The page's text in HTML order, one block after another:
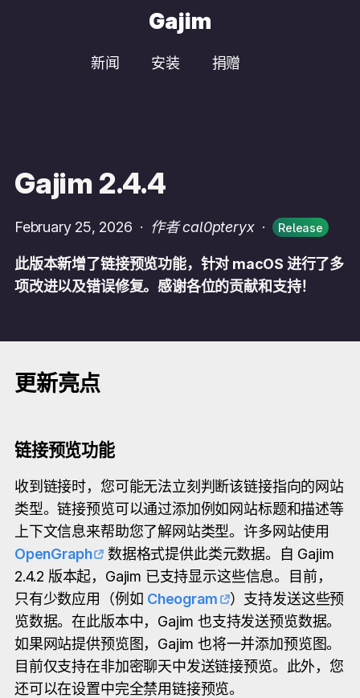
Gajim
新闻 安装 捐赠
Gajim 2.4.4
February 25, 2026 · 作者 cal0pteryx· Release
此版本新增了链接预览功能，针对 macOS 进行了多
项改进以及错误修复。感谢各位的贡献和支持！
更新亮点
链接预览功能‌
收到链接时，您可能无法立刻判断该链接指向的网站
类型。链接预览可以通过添加例如网站标题和描述等
上下文信息来帮助您了解网站类型。许多网站使用
OpenGraph
数据格式提供此类元数据。自 Gajim
2.4.2 版本起，Gajim 已支持显示这些信息。目前，
只有少数应用（例如 Cheogram
）支持发送这些预
览数据。在此版本中，Gajim 也支持发送预览数据。
如果网站提供预览图，Gajim 也将一并添加预览图。
目前仅支持在非加密聊天中发送链接预览。此外，您
还可以在设置中完全禁用链接预览。